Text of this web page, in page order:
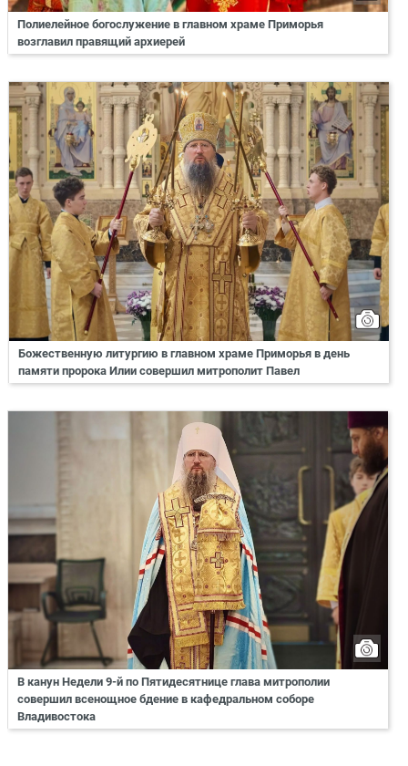
Полиелейное богослужение в главном храме Приморья
возглавил правящий архиерей
Божественную литургию в главном храме Приморья в день
памяти пророка Илии совершил митрополит Павел
В канун Недели 9-й по Пятидесятнице глава митрополии
совершил всенощное бдение в кафедральном соборе
Владивостока